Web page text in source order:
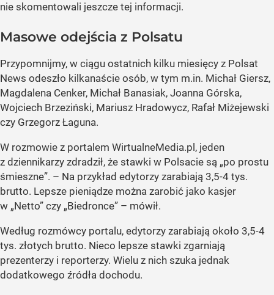
nie skomentowali jeszcze tej informacji.
Masowe odejścia z Polsatu
Przypomnijmy, w ciągu ostatnich kilku miesięcy z Polsat
News odeszło kilkanaście osób, w tym m.in. Michał Giersz,
Magdalena Cenker, Michał Banasiak, Joanna Górska,
Wojciech Brzeziński, Mariusz Hradowycz, Rafał Miżejewski
czy Grzegorz Łaguna.
W rozmowie z portalem WirtualneMedia.pl, jeden
z dziennikarzy zdradził, że stawki w Polsacie są „po prostu
śmieszne”. – Na przykład edytorzy zarabiają 3,5-4 tys.
brutto. Lepsze pieniądze można zarobić jako kasjer
w „Netto” czy „Biedronce” – mówił.
Według rozmówcy portalu, edytorzy zarabiają około 3,5-4
tys. złotych brutto. Nieco lepsze stawki zgarniają
prezenterzy i reporterzy. Wielu z nich szuka jednak
dodatkowego źródła dochodu.